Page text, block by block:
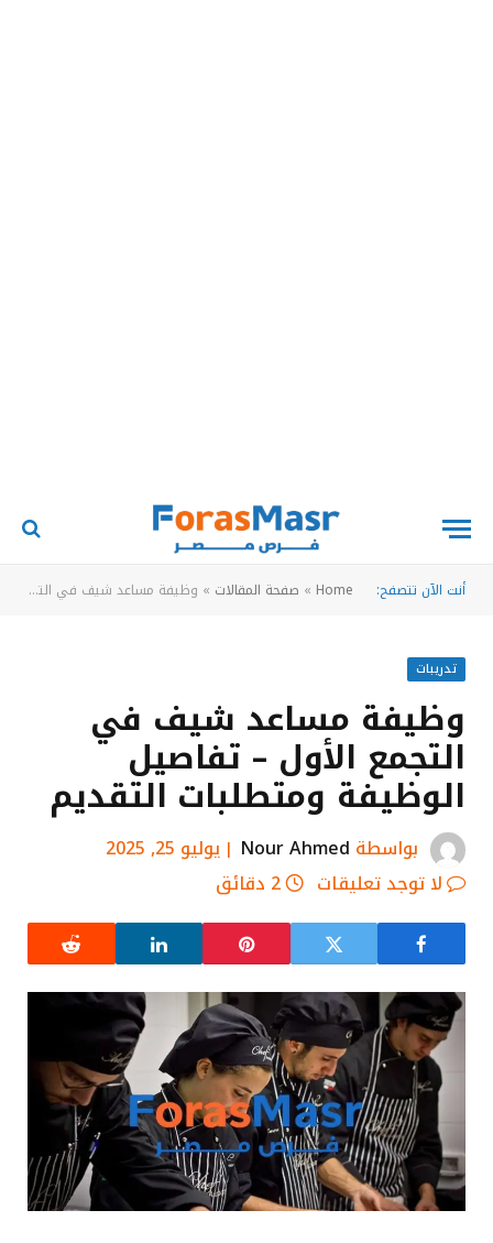
أنت الآن تتصفح: Home
» صفحة المقالات » وظيفة مساعد شيف في التجمع الأول – تفاصيل الوظيفة ومتطلبات التقديم
تدريبات
وظيفة مساعد شيف في
التجمع الأول – تفاصيل
الوظيفة ومتطلبات التقديم
بواسطة Nour Ahmed
يوليو 25, 2025
لا توجد تعليقات
2 دقائق